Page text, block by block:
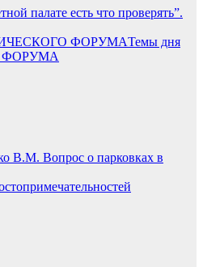
палате есть что проверять”.
Темы дня
ФОРУМА
В.М. Вопрос о парковках в